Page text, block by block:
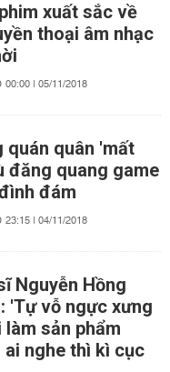
xuất sắc về
thoại âm nhạc
00:00 | 05/11/2018
quán quân 'mất
đăng quang game
đám
23:15 | 04/11/2018
Nguyễn Hồng
'Tự vỗ ngực xưng
làm sản phẩm
ai nghe thì kì cục